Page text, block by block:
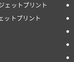
ェットプリント
ットプリント